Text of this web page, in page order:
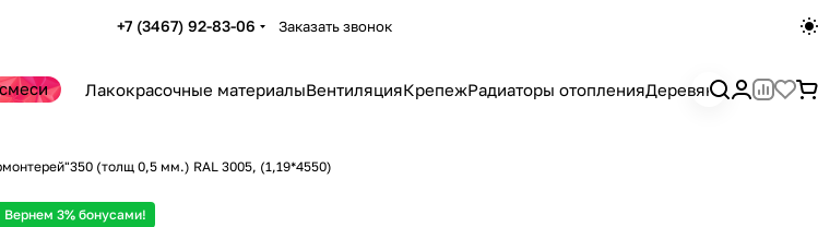
+7 (3467) 92-83-06 Заказать звонок
Лакокрасочные материалыВентиляцияКрепежРадиаторы отопленияДеревянный
(толщ 0,5 мм.) RAL 3005, (1,19*4550)
Вернем 3% бонусами!